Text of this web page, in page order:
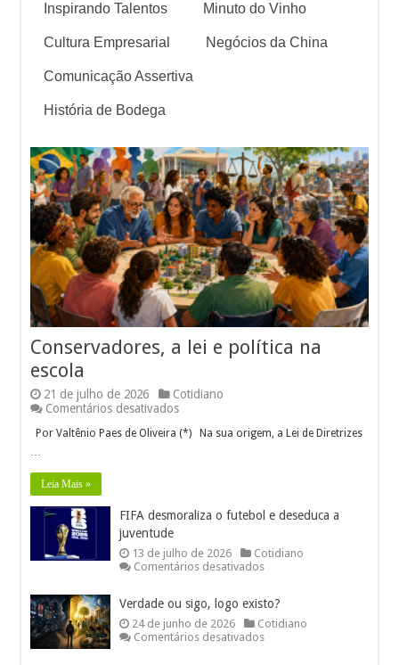
Inspirando Talentos Minuto do Vinho
Cultura Empresarial Negócios da China
Comunicação Assertiva
História de Bodega
Conservadores, a lei e política na
escola
21 de julho de 2026
Cotidiano
Comentários desativadosem
a
Por Valtênio Paes de Oliveira (*) Na sua origem, a Lei de Diretrizes
…
Leia Mais »
FIFA desmoraliza o futebol e deseduca a
juventude
13 de julho de 2026
Cotidiano
Comentários desativadosem
o
futebol
Verdade ou sigo, logo existo?
24 de junho de 2026
Cotidiano
Comentários desativadosem